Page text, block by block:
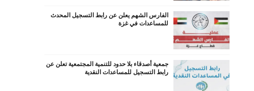
الفارس الشهم يعلن عن رابط التسجيل المحدث
للمساعدات في غزة
جمعية أصدقاء بلا حدود للتنمية المجتمعية تعلن عن
رابط التسجيل للمساعدات النقدية